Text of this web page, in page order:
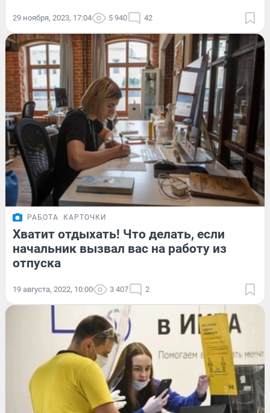
29 ноября, 2023, 17:04 5 940 42
РАБОТА КАРТОЧКИ
Хватит отдыхать! Что делать, если
начальник вызвал вас на работу из
отпуска
19 августа, 2022, 10:00 3 407 2